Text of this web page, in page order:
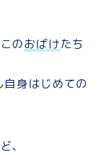
のおばけたち
身はじめての
、